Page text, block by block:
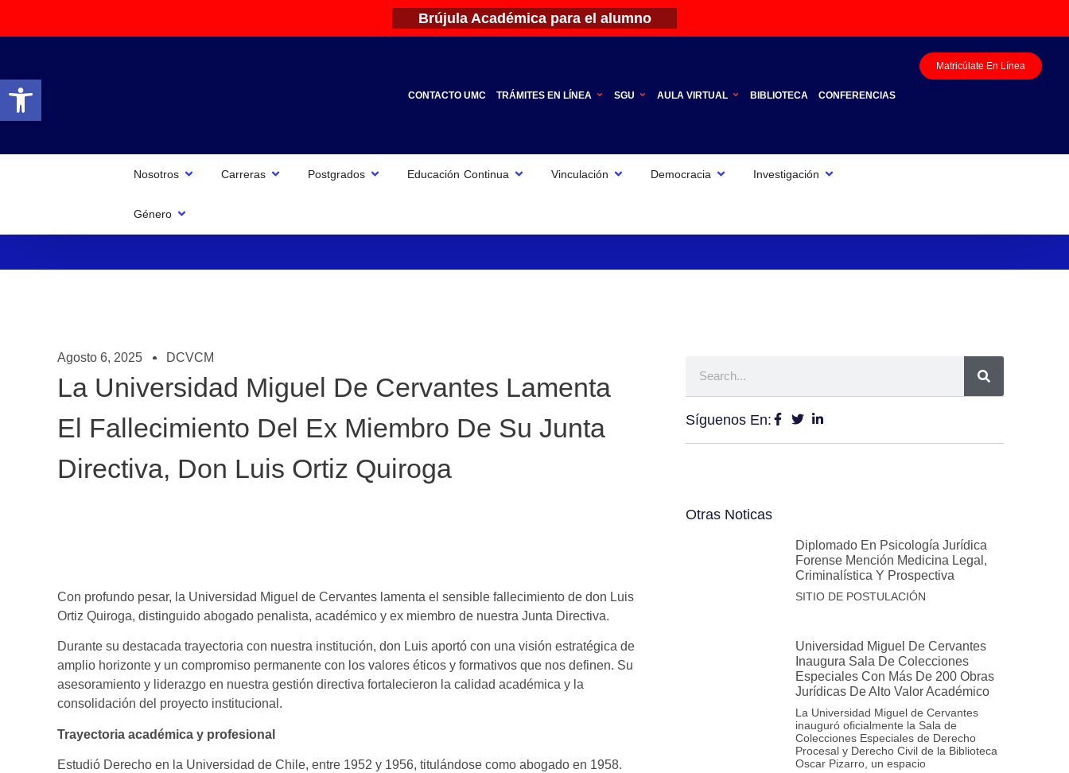
Abrir barra de herramientas
Brújula Académica para el alumno
CONTACTO UMC TRÁMITES EN LÍNEA SGU AULA VIRTUAL BIBLIOTECA CONFERENCIAS
Matricúlate En Línea
Nosotros Carreras Postgrados Educación Continua Vinculación Democracia Investigación
Género
Agosto 6, 2025 DCVCM
La Universidad Miguel De Cervantes Lamenta
El Fallecimiento Del Ex Miembro De Su Junta
Directiva, Don Luis Ortiz Quiroga
Con profundo pesar, la Universidad Miguel de Cervantes lamenta el sensible fallecimiento de don Luis
Ortiz Quiroga, distinguido abogado penalista, académico y ex miembro de nuestra Junta Directiva.
Durante su destacada trayectoria con nuestra institución, don Luis aportó con una visión estratégica de
amplio horizonte y un compromiso permanente con los valores éticos y formativos que nos definen. Su
asesoramiento y liderazgo en nuestra gestión directiva fortalecieron la calidad académica y la
consolidación del proyecto institucional.
Trayectoria académica y profesional
Estudió Derecho en la Universidad de Chile, entre 1952 y 1956, titulándose como abogado en 1958.
Síguenos En:
Otras Noticas
Diplomado En Psicología Jurídica
Forense Mención Medicina Legal,
Criminalística Y Prospectiva
SITIO DE POSTULACIÓN
Universidad Miguel De Cervantes
Inaugura Sala De Colecciones
Especiales Con Más De 200 Obras
Jurídicas De Alto Valor Académico
La Universidad Miguel de Cervantes
inauguró oficialmente la Sala de
Colecciones Especiales de Derecho
Procesal y Derecho Civil de la Biblioteca
Oscar Pizarro, un espacio